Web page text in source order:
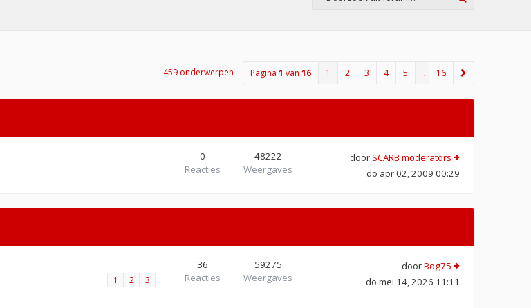
459 onderwerpen Pagina 1 van 16 1 2 3 4 5 … 16
0
Reacties
48222
Weergaves
door SCARB moderators
do apr 02, 2009 00:29
1 2 3
36
Reacties
59275
Weergaves
doorBog75
do mei 14, 2026 11:11